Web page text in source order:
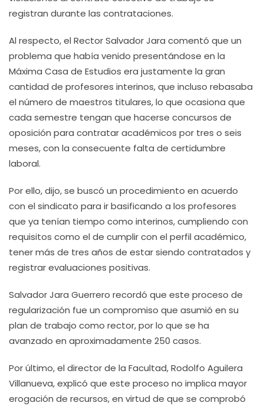
registran durante las contrataciones.
Al respecto, el Rector Salvador Jara comentó que un
problema que había venido presentándose en la
Máxima Casa de Estudios era justamente la gran
cantidad de profesores interinos, que incluso rebasaba
el número de maestros titulares, lo que ocasiona que
cada semestre tengan que hacerse concursos de
oposición para contratar académicos por tres o seis
meses, con la consecuente falta de certidumbre
laboral.
Por ello, dijo, se buscó un procedimiento en acuerdo
con el sindicato para ir basificando a los profesores
que ya tenían tiempo como interinos, cumpliendo con
requisitos como el de cumplir con el perfil académico,
tener más de tres años de estar siendo contratados y
registrar evaluaciones positivas.
Salvador Jara Guerrero recordó que este proceso de
regularización fue un compromiso que asumió en su
plan de trabajo como rector, por lo que se ha
avanzado en aproximadamente 250 casos.
Por último, el director de la Facultad, Rodolfo Aguilera
Villanueva, explicó que este proceso no implica mayor
erogación de recursos, en virtud de que se comprobó